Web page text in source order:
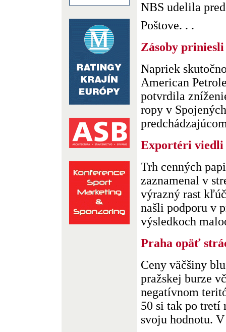
NBS udelila
Poštove. . .
Zásoby
Napriek
American
potvrdila
ropy v
Exportéri viedli
Trh cenných
zaznamenal v
výrazný rast
našli podporu v
výsledkoch
Praha opäť
Ceny väčšiny
pražskej burze
negatívnom
50 si tak po
svoju hodnotu.